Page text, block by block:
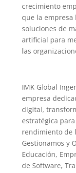
crecimiento
que la empresa
soluciones de
artificial para
las
IMK Global
empresa
digital,
estratégica
rendimiento de
Gestionamos y
Educación,
de Software,